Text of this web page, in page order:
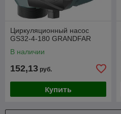
Циркуляционный насос
GS32-4-180 GRANDFAR
В наличии
152,13 руб.
Купить